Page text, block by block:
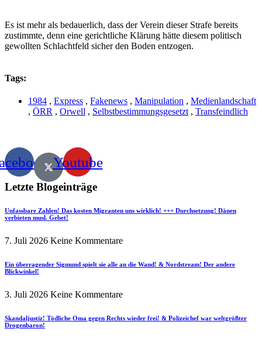
Es ist mehr als bedauerlich, dass der Verein dieser Strafe bereits
zustimmte, denn eine gerichtliche Klärung hätte diesem politisch
gewollten Schlachtfeld sicher den Boden entzogen.
Tags:
1984 , Express , Fakenews , Manipulation , Medienlandschaft
, ÖRR , Orwell , Selbstbestimmungsgesetzt , Transfeindlich
Youtube
Letzte Blogeinträge
Unfassbare Zahlen! Das kosten Migranten uns wirklich! +++ Durchsetzung! Dänen
verbieten musl. Gebet!
7. Juli 2026 Keine Kommentare
Ein überragender Sigmund spielt sie alle an die Wand! & Nordstream! Der andere
Blickwinkel!
3. Juli 2026 Keine Kommentare
Skandaljustiz! Tödliche Oma gegen Rechts wieder frei! & Polizeichef war weltgrößter
Drogenbaron!